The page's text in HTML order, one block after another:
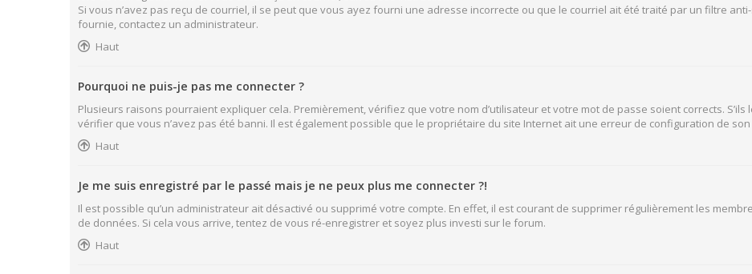
Si vous n’avez pas reçu de courriel, il se peut que vous ayez fourni une adresse incorrecte ou que le courriel ait été traité par un filtre
fournie, contactez un administrateur.
Haut
Pourquoi ne puis-je pas me connecter ?
Plusieurs raisons pourraient expliquer cela. Premièrement, vérifiez que votre nom d’utilisateur et votre mot de passe soient corrects.
vérifier que vous n’avez pas été banni. Il est également possible que le propriétaire du site Internet ait une erreur de configuration de son
Haut
Je me suis enregistré par le passé mais je ne peux plus me connecter ?!
Il est possible qu’un administrateur ait désactivé ou supprimé votre compte. En effet, il est courant de supprimer régulièrement les
de données. Si cela vous arrive, tentez de vous ré-enregistrer et soyez plus investi sur le forum.
Haut